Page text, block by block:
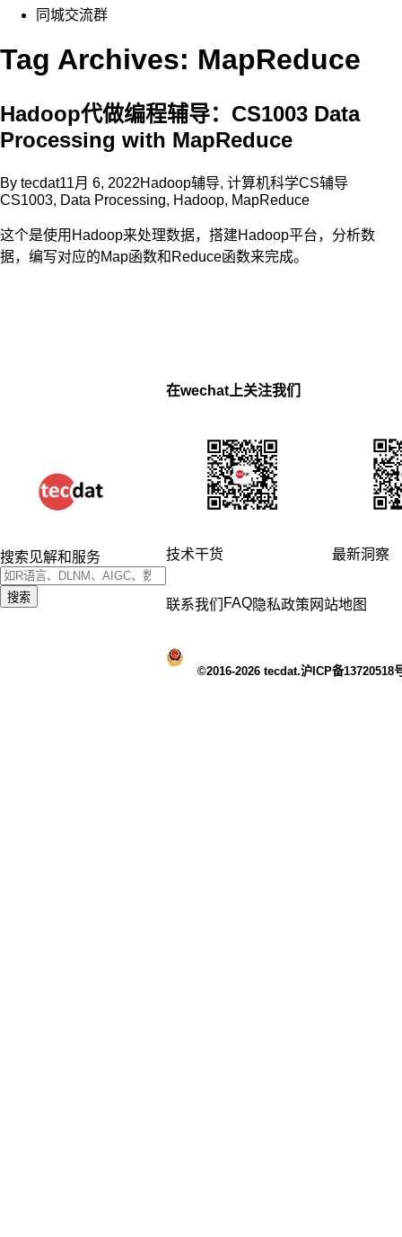
同城交流群
Tag Archives: MapReduce
Hadoop代做编程辅导：CS1003 Data
Processing with MapReduce
By tecdat11月 6, 2022Hadoop辅导, 计算机科学CS辅导
CS1003, Data Processing, Hadoop, MapReduce
这个是使用Hadoop来处理数据，搭建Hadoop平台，分析数
据，编写对应的Map函数和Reduce函数来完成。
搜索见解和服务
搜索
在wechat上关注我们
技术干货 最新洞察
联系我们 FAQ隐私政策 网站地图
©2016-2026 tecdat.沪ICP备13720518